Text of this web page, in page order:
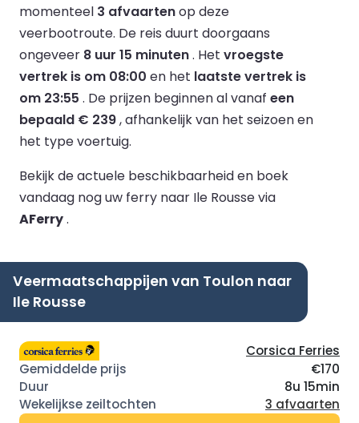
momenteel 3 afvaartenop deze
veerbootroute. De reis duurt doorgaans
ongeveer 8 uur 15 minuten. Het vroegste
vertrek is om 08:00 en het laatste vertrek is
om 23:55 . De prijzen beginnen al vanaf een
bepaald € 239, afhankelijk van het seizoen en
het type voertuig.
Bekijk de actuele beschikbaarheid en boek
vandaag nog uw ferry naar Ile Rousse via
AFerry.
Veermaatschappijen van Toulon naar
Ile Rousse
Corsica Ferries
€170
8u 15min
3 afvaarten